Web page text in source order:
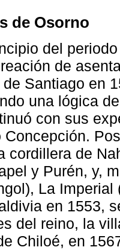
de Osorno
del
de
Santiago en
una lógica
con sus
Concepción.
cordillera de
y Purén, y,
La
en 1553,
del reino, la
Chiloé, en